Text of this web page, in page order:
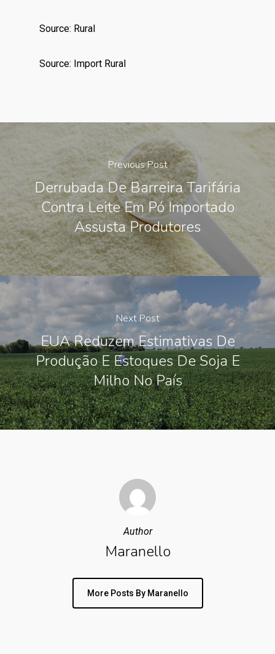
Source: Rural
Source: Import Rural
Previous Post
Derrubada De Barreira Tarifária
Contra Leite Em Pó Importado
Assusta Produtores
Next Post
EUA Reduzem Estimativas De
Produção E Estoques De Soja E
Milho No País
Author
Maranello
More Posts By Maranello